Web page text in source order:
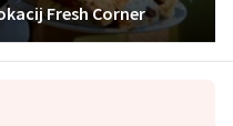
Fresh Corner